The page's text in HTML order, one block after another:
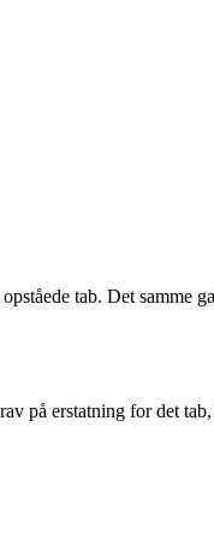
tab. Det samme
på erstatning for det